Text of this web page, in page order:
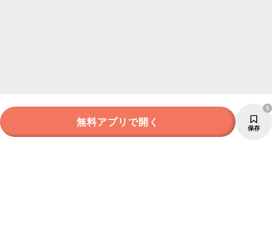
無料アプリで開く 保存
1